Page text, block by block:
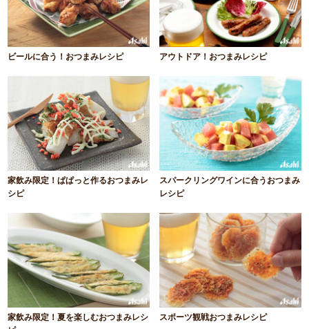
ビールに合う！おつまみレシピ アウトドア！おつまみレシピ
家飲み限定！ぱぱっと作るおつまみレ
シピ
スパークリングワインに合うおつまみ
レシピ
家飲み限定！夏を楽しむおつまみレシ
スポーツ観戦おつまみレシピ